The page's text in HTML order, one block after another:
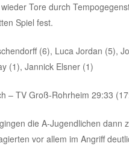
Tore durch
Spiel fest.
(6), Luca Jordan (5),
(1), Jannick Elsner (1)
– TV Groß-Rohrheim 29:33
die A-Jugendlichen dann
vor allem im Angriff